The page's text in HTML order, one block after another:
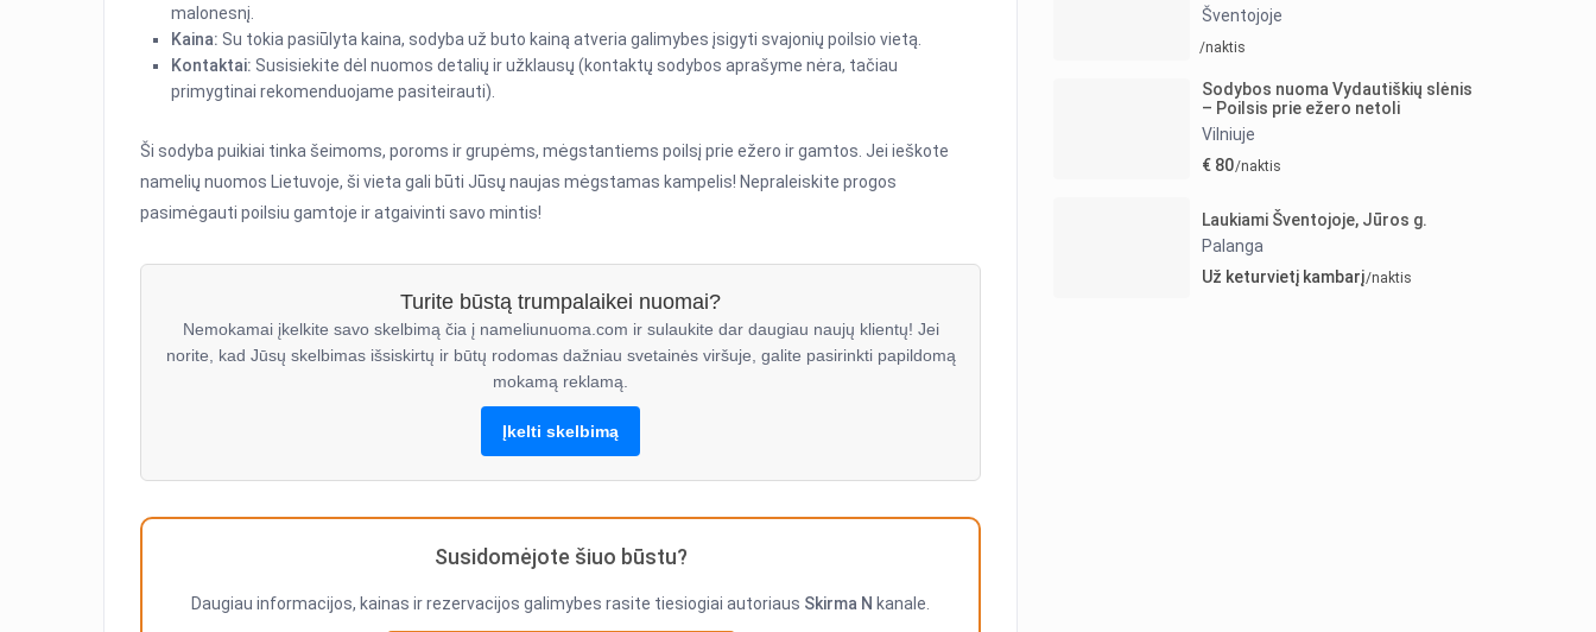
malonesnį.
Kaina: Su tokia pasiūlyta kaina, sodyba už buto kainą atveria galimybes įsigyti svajonių poilsio vietą.
Kontaktai: Susisiekite dėl nuomos detalių ir užklausų (kontaktų sodybos aprašyme nėra, tačiau
primygtinai rekomenduojame pasiteirauti).
Ši sodyba puikiai tinka šeimoms, poroms ir grupėms, mėgstantiems poilsį prie ežero ir gamtos. Jei ieškote
namelių nuomos Lietuvoje, ši vieta gali būti Jūsų naujas mėgstamas kampelis! Nepraleiskite progos
pasimėgauti poilsiu gamtoje ir atgaivinti savo mintis!
Turite būstą trumpalaikei nuomai?
Nemokamai įkelkite savo skelbimą čia į nameliunuoma.com ir sulaukite dar daugiau naujų klientų! Jei
norite, kad Jūsų skelbimas išsiskirtų ir būtų rodomas dažniau svetainės viršuje, galite pasirinkti papildomą
mokamą reklamą.
Įkelti skelbimą
Susidomėjote šiuo būstu?
Daugiau informacijos, kainas ir rezervacijos galimybes rasite tiesiogiai autoriaus Skirma N kanale.
Šventojoje
/naktis
Sodybos nuoma Vydautiškių slėnis
– Poilsis prie ežero netoli
Vilniuje
€ 80/naktis
Laukiami Šventojoje, Jūros g.
Palanga
Už keturvietį kambarį/naktis